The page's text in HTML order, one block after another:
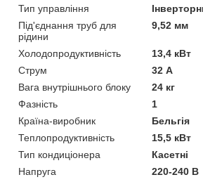
Тип управління
Під'єднання труб для
рідини
9,52 мм
Холодопродуктивність
13,4 кВт
Струм
32 А
Вага внутрішнього блоку
24 кг
Фазність
1
Країна-виробник
Бельгія
Теплопродуктивність
15,5 кВт
Тип кондиціонера
Касетні
Напруга
220-240 В